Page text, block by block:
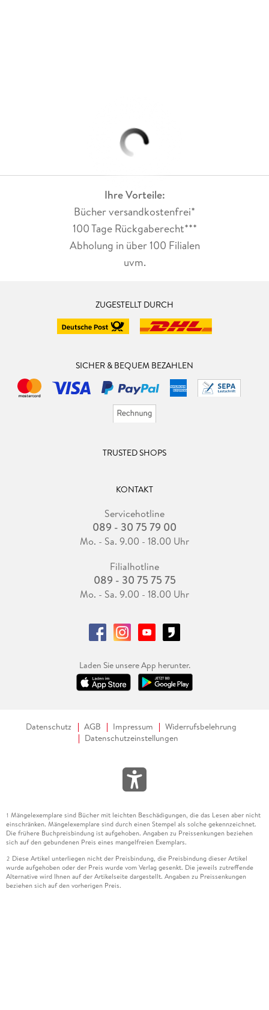
Ihre Vorteile:
Bücher versandkostenfrei*
100 Tage Rückgaberecht***
Abholung in über 100 Filialen
uvm.
ZUGESTELLT DURCH
SICHER & BEQUEM BEZAHLEN
TRUSTED SHOPS
KONTAKT
Servicehotline
089 - 30 75 79 00
Mo. - Sa. 9.00 - 18.00 Uhr
Filialhotline
089 - 30 75 75 75
Mo. - Sa. 9.00 - 18.00 Uhr
Laden Sie unsere App herunter.
Datenschutz AGB Impressum
Widerrufsbelehrung
Datenschutzeinstellungen
1 Mängelexemplare sind Bücher mit leichten Beschädigungen, die das Lesen aber nicht
einschränken. Mängelexemplare sind durch einen Stempel als solche gekennzeichnet.
Die frühere Buchpreisbindung ist aufgehoben. Angaben zu Preissenkungen beziehen
sich auf den gebundenen Preis eines mangelfreien Exemplars.
2 Diese Artikel unterliegen nicht der Preisbindung, die Preisbindung dieser Artikel
wurde aufgehoben oder der Preis wurde vom Verlag gesenkt. Die jeweils zutreffende
Alternative wird Ihnen auf der Artikelseite dargestellt. Angaben zu Preissenkungen
beziehen sich auf den vorherigen Preis.